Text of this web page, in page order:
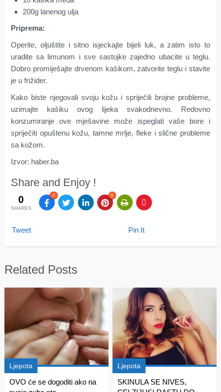
200g lanenog ulja
Priprema:
Operite, oljuštite i sitno isjeckajte bijeli luk, a zatim isto to
uradite sa limunom i sve sastojke zajedno ubacite u teglu.
Dobro promiješajte drvenom kašikom, zatvorite teglu i stavite
je u frižider.
Kako biste njegovali svoju kožu i spriječili brojne probleme,
uzimajte kašiku ovog lijeka svakodnevno. Redovno
konzumiranje ove mješavine može ispeglati vaše bore i
spriječiti opuštenu kožu, tamne mrlje, fleke i slične probleme
sa kožom.
Izvor: haber.ba
Share and Enjoy !
0
SHARES
0 0
Tweet Pin It
Related Posts
Ljepota
OVO će se dogoditi ako na
Ljepota
SKINULA SE NIVES,